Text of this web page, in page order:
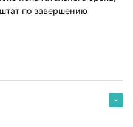
по завершению